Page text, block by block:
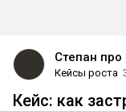
Степан
Кейсы роста
Кейс: как